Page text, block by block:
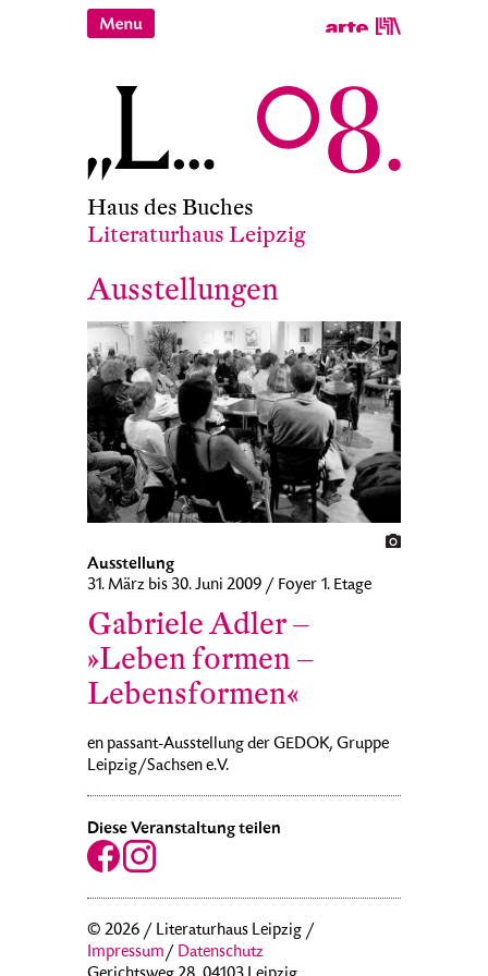
Haus des Buches
Literaturhaus Leipzig
Ausstellungen
Ausstellung
31. März bis 30. Juni 2009 / Foyer 1. Etage
Gabriele Adler –
»Leben formen –
Lebensformen«
en passant-Ausstellung der GEDOK, Gruppe
Leipzig/Sachsen e.V.
Diese Veranstaltung teilen
© 2026 / Literaturhaus Leipzig /
Impressum/ Datenschutz